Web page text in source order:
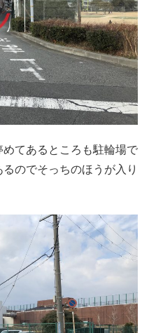
てあるところも駐輪場で
のでそっちのほうが入り